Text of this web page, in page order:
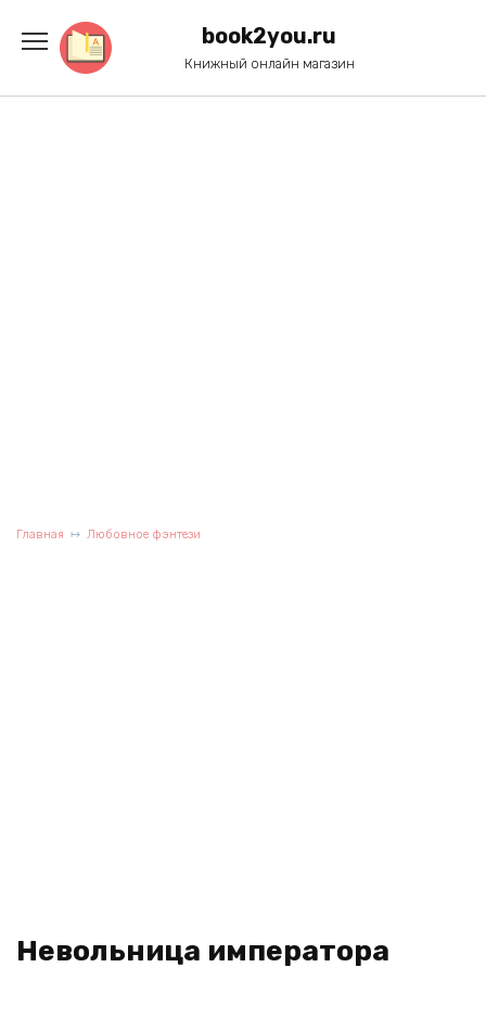
содержанию
book2you.ru
Книжный онлайн магазин
Главная Любовное фэнтези
Невольница императора